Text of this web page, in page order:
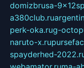
domizbrusa-
a380club.ru
perk-oka.rug-
naruto-x.ru
spayderhed-